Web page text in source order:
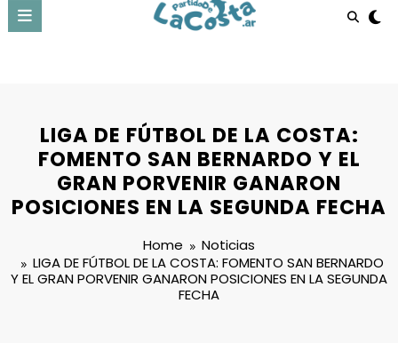
LIGA DE FÚTBOL DE LA COSTA:
FOMENTO SAN BERNARDO Y EL
GRAN PORVENIR GANARON
POSICIONES EN LA SEGUNDA FECHA
Home
Noticias
LIGA DE FÚTBOL DE LA COSTA: FOMENTO SAN BERNARDO
Y EL GRAN PORVENIR GANARON POSICIONES EN LA SEGUNDA
FECHA